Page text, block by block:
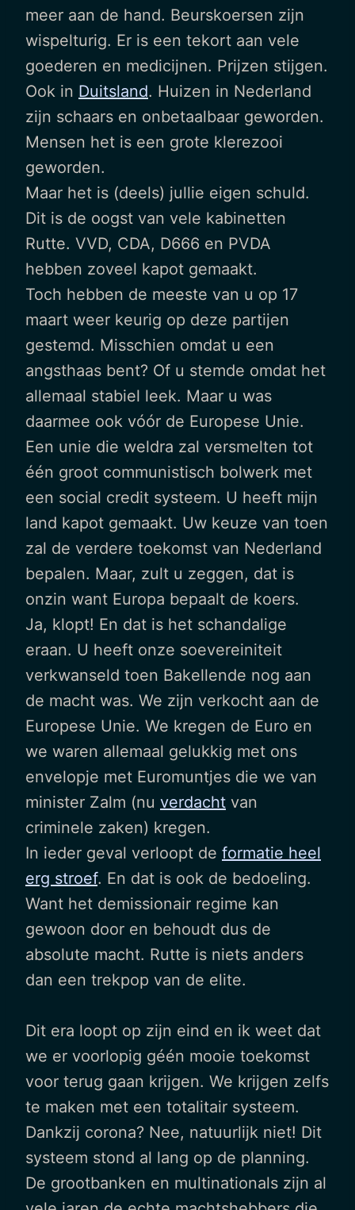
meer aan de hand. Beurskoersen zijn
wispelturig. Er is een tekort aan vele
goederen en medicijnen. Prijzen stijgen.
Ook in Duitsland. Huizen in Nederland
zijn schaars en onbetaalbaar geworden.
Mensen het is een grote klerezooi
geworden.
Maar het is (deels) jullie eigen schuld.
Dit is de oogst van vele kabinetten
Rutte. VVD, CDA, D666 en PVDA
hebben zoveel kapot gemaakt.
Toch hebben de meeste van u op 17
maart weer keurig op deze partijen
gestemd. Misschien omdat u een
angsthaas bent? Of u stemde omdat het
allemaal stabiel leek. Maar u was
daarmee ook vóór de Europese Unie.
Een unie die weldra zal versmelten tot
één groot communistisch bolwerk met
een social credit systeem. U heeft mijn
land kapot gemaakt. Uw keuze van toen
zal de verdere toekomst van Nederland
bepalen. Maar, zult u zeggen, dat is
onzin want Europa bepaalt de koers.
Ja, klopt! En dat is het schandalige
eraan. U heeft onze soevereiniteit
verkwanseld toen Bakellende nog aan
de macht was. We zijn verkocht aan de
Europese Unie. We kregen de Euro en
we waren allemaal gelukkig met ons
envelopje met Euromuntjes die we van
minister Zalm (nu verdacht van
criminele zaken) kregen.
In ieder geval verloopt de formatie heel
erg stroef. En dat is ook de bedoeling.
Want het demissionair regime kan
gewoon door en behoudt dus de
absolute macht. Rutte is niets anders
dan een trekpop van de elite.
Dit era loopt op zijn eind en ik weet dat
we er voorlopig géén mooie toekomst
voor terug gaan krijgen. We krijgen zelfs
te maken met een totalitair systeem.
Dankzij corona? Nee, natuurlijk niet! Dit
systeem stond al lang op de planning.
De grootbanken en multinationals zijn al